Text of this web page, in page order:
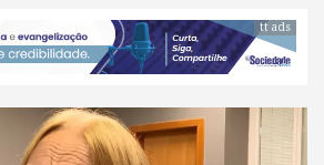
tt ads